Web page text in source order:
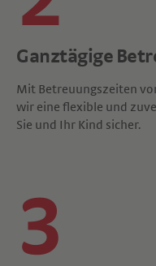
Ganztägige
Mit Betreuungszeiten
wir eine flexible und
Sie und Ihr Kind sicher.
3